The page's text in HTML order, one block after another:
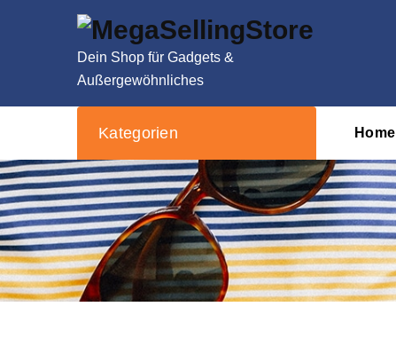
Dein Shop für Gadgets &
Außergewöhnliches
Kategorien Home